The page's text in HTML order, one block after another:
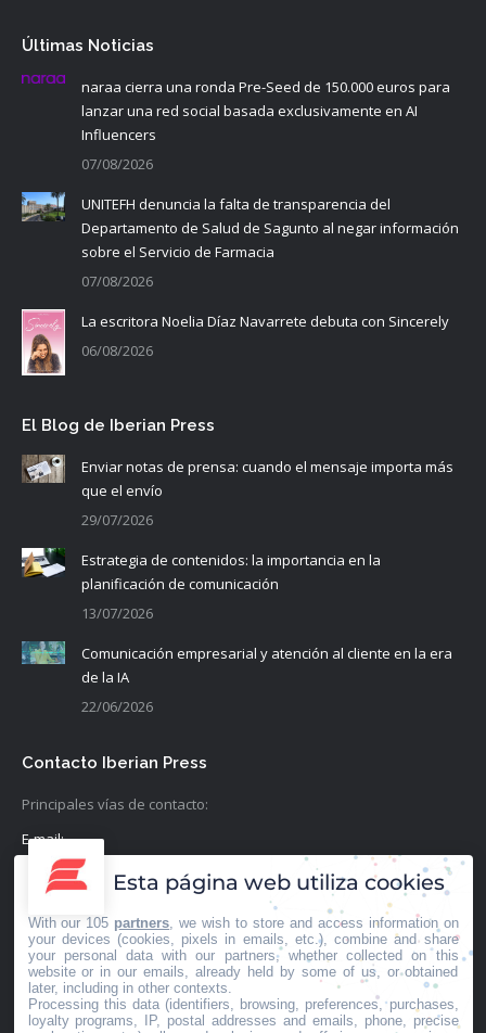
Últimas Noticias
naraa cierra una ronda Pre-Seed de 150.000 euros para
lanzar una red social basada exclusivamente en AI
Influencers
07/08/2026
UNITEFH denuncia la falta de transparencia del
Departamento de Salud de Sagunto al negar información
sobre el Servicio de Farmacia
07/08/2026
La escritora Noelia Díaz Navarrete debuta con Sincerely
06/08/2026
El Blog de Iberian Press
Enviar notas de prensa: cuando el mensaje importa más
que el envío
29/07/2026
Estrategia de contenidos: la importancia en la
planificación de comunicación
13/07/2026
Comunicación empresarial y atención al cliente en la era
de la IA
22/06/2026
Contacto Iberian Press
Principales vías de contacto:
E-mail:
info@iberianpress.es
+34 911863556
Fax:
+34 911863556
Esta página web utiliza cookies
With our 105 partners , we wish to store and access information on
your devices (cookies, pixels in emails, etc.), combine and share
your personal data with our partners, whether collected on this
website or in our emails, already held by some of us, or obtained
later, including in other contexts.
Processing this data (identifiers, browsing, preferences, purchases,
loyalty programs, IP, postal addresses and emails, phone, precise